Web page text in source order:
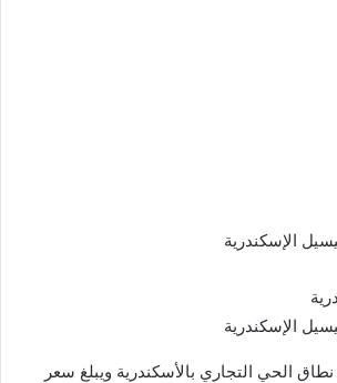
الإسكندرية
الإسكندرية
الحي التجاري بالأسكندرية ويبلغ سعر